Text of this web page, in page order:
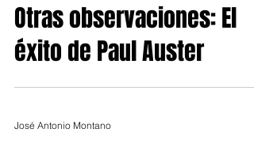
Otras observaciones: El
éxito de Paul Auster
José Antonio Montano